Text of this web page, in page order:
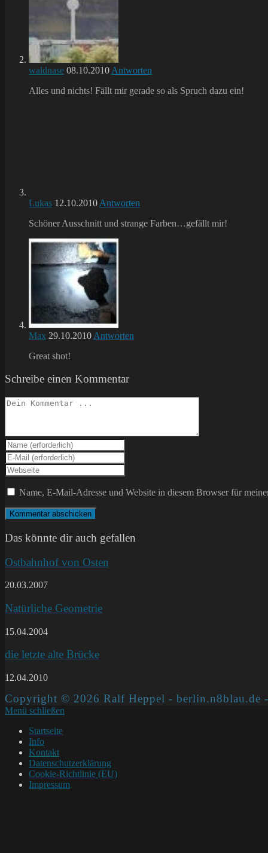
waldnase 08.10.2010 Antworten
Alles und nichts! Fällt mir gerade so als Spruch dazu ein!
Lukas 12.10.2010 Antworten
Schöner Ausschnitt und strange Farben…gefällt mir!
Max 29.10.2010 Antworten
Great shot!
Schreibe einen Kommentar
Kommentieren
Gib
deinen
Namen
oder
Benutzernamen
zum
Kommentieren
ein
Gib
deine
E-
Mail-
Adresse
zum
Kommentieren
Gib
deine
Website-
ein
(optional)
Name, E-Mail-Adresse und Website in diesem Browser für
Das könnte dir auch gefallen
Ostbahnhof von Osten
20.03.2007
Natürliche Geometrie
15.04.2004
die letzte alte Brücke
12.04.2010
Copyright © 2026 Ralf Heppel - berlin.n8blau.de
Menü schließen
Startseite
Info
Kontakt
Datenschutzerklärung
Cookie-Richtlinie (EU)
Impressum